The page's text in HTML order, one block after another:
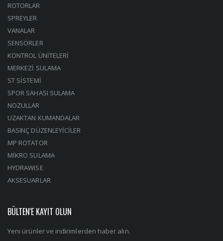
ROTORLAR
SPREYLER
VANALAR
SENSÖRLER
KONTROL ÜNİTELERİ
MERKEZİ SULAMA
ST SİSTEMİ
SPOR SAHASI SULAMA
NOZULLAR
UZAKTAN KUMANDALAR
BASINÇ DÜZENLEYİCİLER
MP ROTATOR
MİKRO SULAMA
HYDRAWISE
AKSESUARLAR
BÜLTEN'E KAYIT OLUN
Yeni ürünler ve indirimlerden haber alın.